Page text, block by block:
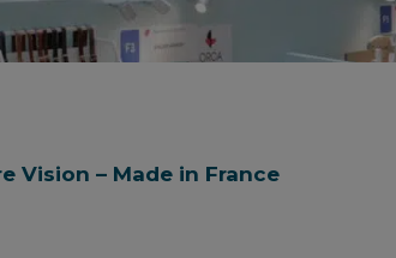
Vision – Made in France